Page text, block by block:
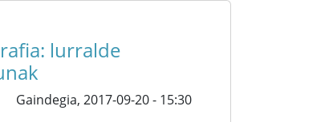
lurralde
Gaindegia, 2017-09-20 - 15:30